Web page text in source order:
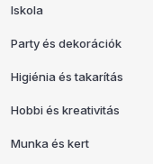
Iskola
Party és dekorációk
Higiénia és takarítás
Hobbi és kreativitás
Munka és kert